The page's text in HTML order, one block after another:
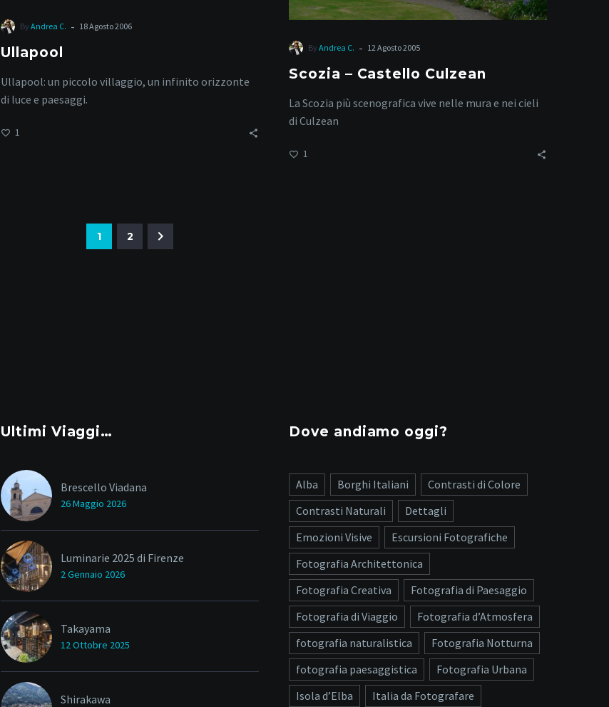
By Andrea C. - 18 Agosto 2006
Ullapool
Ullapool: un piccolo villaggio, un infinito orizzonte
di luce e paesaggi.
1
By Andrea C. - 12 Agosto 2005
Scozia – Castello Culzean
La Scozia più scenografica vive nelle mura e nei cieli
di Culzean
1
1 2
Ultimi Viaggi…
Brescello Viadana
26 Maggio 2026
Luminarie 2025 di Firenze
2 Gennaio 2026
Takayama
12 Ottobre 2025
Shirakawa
Dove andiamo oggi?
Alba Borghi Italiani
Contrasti di Colore
Contrasti Naturali
Dettagli
Emozioni Visive
Escursioni Fotografiche
Fotografia Architettonica
Fotografia Creativa
Fotografia di Paesaggio
Fotografia di Viaggio
Fotografia d’Atmosfera
fotografia naturalistica
Fotografia Notturna
fotografia paesaggistica
Fotografia Urbana
Isola d’Elba
Italia da Fotografare